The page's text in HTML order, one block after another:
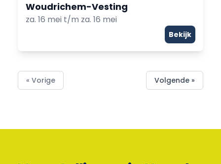
Woudrichem-Vesting
za. 16 mei t/m za. 16 mei
Bekijk
« Vorige Volgende »